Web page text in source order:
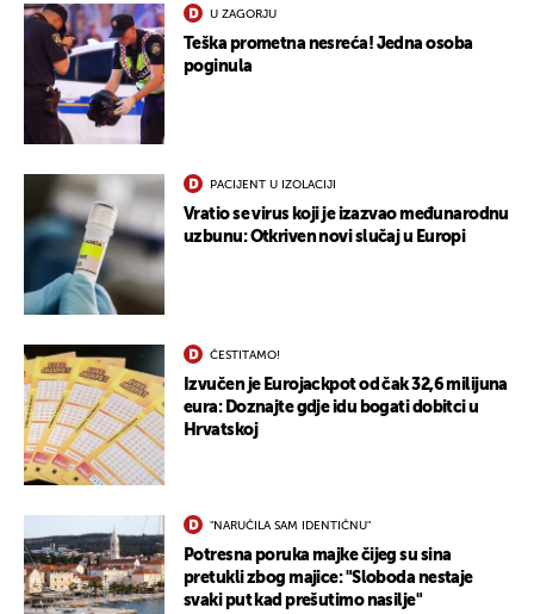
U ZAGORJU
Teška prometna nesreća! Jedna osoba
poginula
PACIJENT U IZOLACIJI
Vratio se virus koji je izazvao međunarodnu
uzbunu: Otkriven novi slučaj u Europi
ČESTITAMO!
Izvučen je Eurojackpot od čak 32,6 milijuna
eura: Doznajte gdje idu bogati dobitci u
Hrvatskoj
"NARUČILA SAM IDENTIČNU"
Potresna poruka majke čijeg su sina
pretukli zbog majice: "Sloboda nestaje
svaki put kad prešutimo nasilje"
UKLJUČITE NOTIFIKACIJE